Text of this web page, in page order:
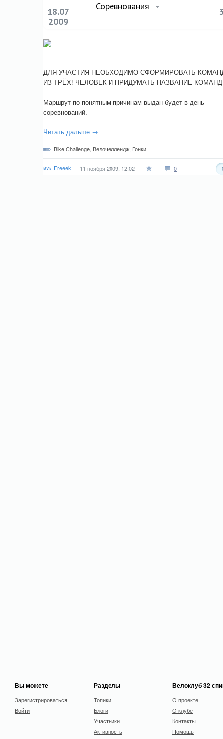
18.07
2009
Соревнования 3
ДЛЯ УЧАСТИЯ НЕОБХОДИМО СФОРМИРОВАТЬ
ИЗ ТРЁХ! ЧЕЛОВЕК И ПРИДУМАТЬ НАЗВАНИЕ
Маршрут по понятным причинам выдан будет в день
соревнований.
Читать дальше →
Bike Challenge Велочеллендж Гонки
Freeek 11 ноября 2009, 12:02 0
Вы можете
Зарегистрироваться
Войти
Разделы
Топики
Блоги
Участники
Активность
Велоклуб 32
О проекте
О клубе
Контакты
Помощь